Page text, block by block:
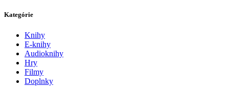
Kategórie
Knihy
E-knihy
Audioknihy
Hry
Filmy
Doplnky